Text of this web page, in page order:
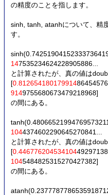
の精度のことを指します。
sinh, tanh, atanhについて、精
す。
147535234624228905886...
と計算されたが、真の値は
[0.812654180179914
9149755680673479218968]
の間にある。
1044374602290645270841...
と計算されたが、真の値は
[0.446776204534104
1045484825315270427382]
の間にある。